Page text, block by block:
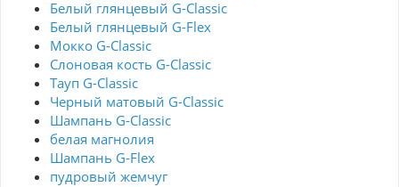
Белый глянцевый G-Classic
Белый глянцевый G-Flex
Мокко G-Classic
Слоновая кость G-Classic
Тауп G-Classic
Черный матовый G-Classic
Шампань G-Classic
белая магнолия
Шампань G-Flex
пудровый жемчуг